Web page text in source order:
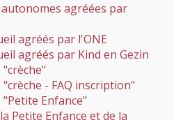
agréées par
agréés par l'ONE
agréés par Kind en Gezin
- FAQ inscription"
Enfance"
Petite Enfance et de la